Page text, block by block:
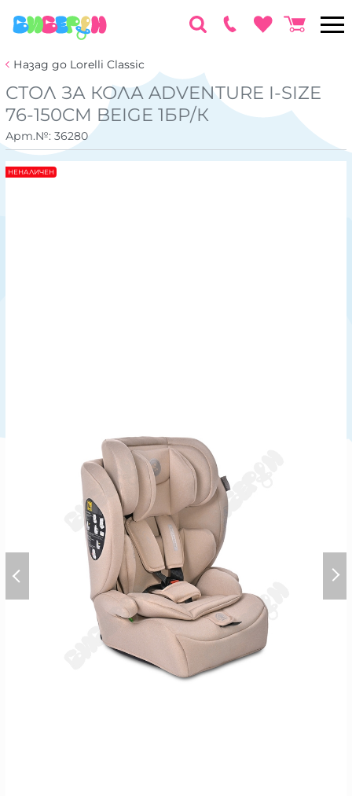
Назад до Lorelli Classic
СТОЛ ЗА КОЛА ADVENTURE I-SIZE
76-150CM BEIGE 1БР/К
Арт.№: 36280
НЕНАЛИЧЕН